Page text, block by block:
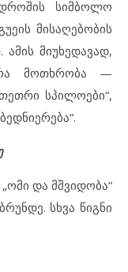
სიმბოლო
მისაღებობის
მიუხედავად,
მოთხრობა —
სპილოები“,
და მშვიდობა“
სხვა წიგნი